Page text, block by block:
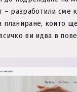
– разработили сме
планиране, които
ви идва в